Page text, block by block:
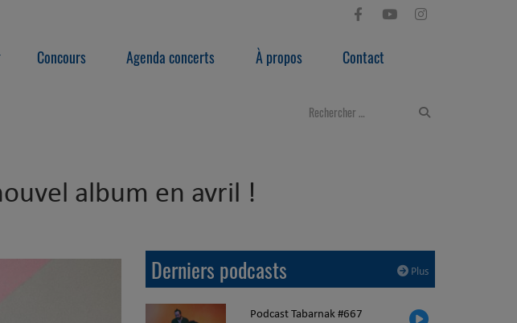
Concours Agenda concerts À propos Contact
album en avril !
Plus
Derniers podcasts
Podcast Tabarnak #667